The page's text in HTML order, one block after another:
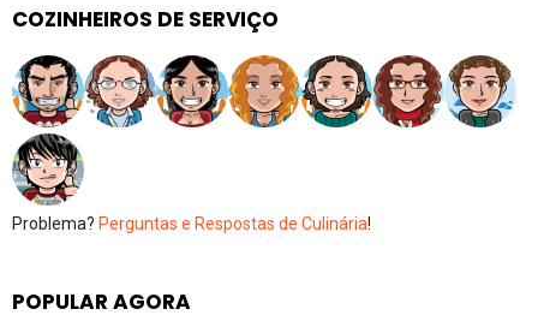
COZINHEIROS DE SERVIÇO
Problema? Perguntas e Respostas de Culinária!
POPULAR AGORA